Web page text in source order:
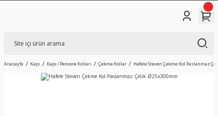
Anasayfa Kapı Kapı / Pencere Kolları Çekme Kollar Hafele Steven Çekme Kol Paslanmaz